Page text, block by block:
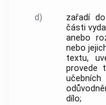
d)
zařadí
části
anebo
nebo
textu,
provede
dílo;